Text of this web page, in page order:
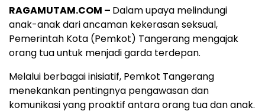
RAGAMUTAM.COM – Dalam upaya melindungi
anak-anak dari ancaman kekerasan seksual,
Pemerintah Kota (Pemkot) Tangerang mengajak
orang tua untuk menjadi garda terdepan.
Melalui berbagai inisiatif, Pemkot Tangerang
menekankan pentingnya pengawasan dan
komunikasi yang proaktif antara orang tua dan anak.